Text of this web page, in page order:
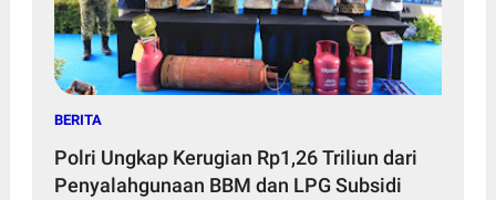
BERITA
Polri Ungkap Kerugian Rp1,26 Triliun dari
Penyalahgunaan BBM dan LPG Subsidi